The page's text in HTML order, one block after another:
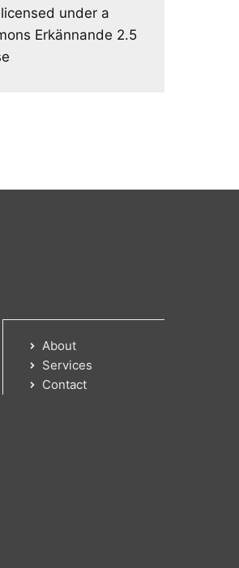
under a
Erkännande 2.5
About
Services
Contact